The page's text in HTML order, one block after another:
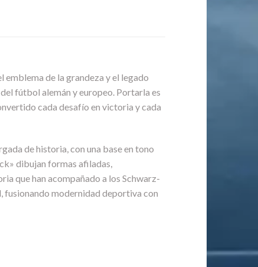
emblema de la grandeza y el legado
fútbol alemán y europeo. Portarla es
cada desafío en victoria y cada
de historia, con una base en tono
dibujan formas afiladas,
que han acompañado a los Schwarz-
fusionando modernidad deportiva con